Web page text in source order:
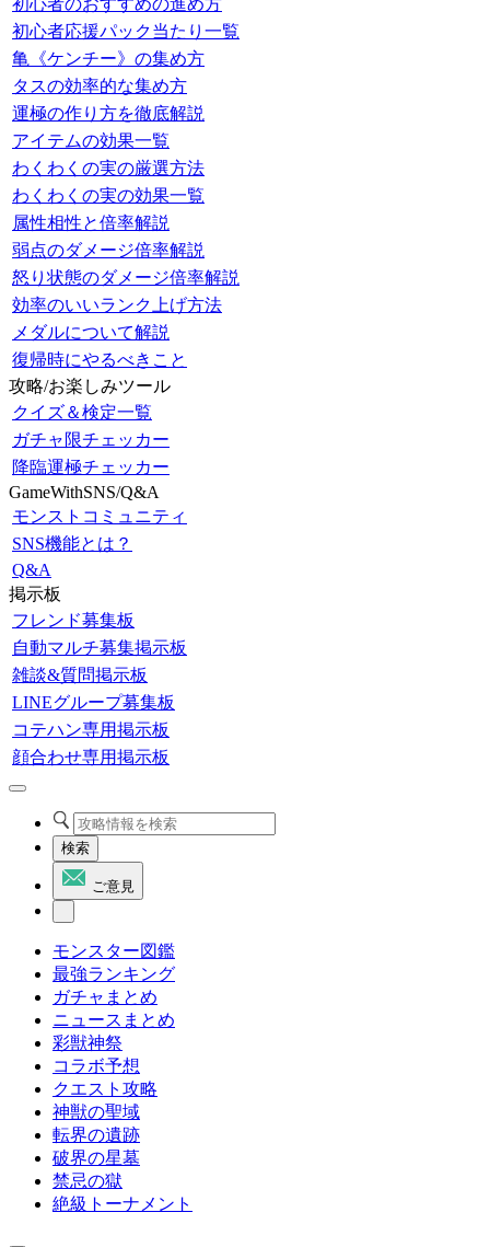
初心者のおすすめの進め方
初心者応援パック当たり一覧
亀《ケンチー》の集め方
タスの効率的な集め方
運極の作り方を徹底解説
アイテムの効果一覧
わくわくの実の厳選方法
わくわくの実の効果一覧
属性相性と倍率解説
弱点のダメージ倍率解説
怒り状態のダメージ倍率解説
効率のいいランク上げ方法
メダルについて解説
復帰時にやるべきこと
攻略/お楽しみツール
クイズ＆検定一覧
ガチャ限チェッカー
降臨運極チェッカー
GameWithSNS/Q&A
モンストコミュニティ
SNS機能とは？
Q&A
掲示板
フレンド募集板
自動マルチ募集掲示板
雑談&質問掲示板
LINEグループ募集板
コテハン専用掲示板
顔合わせ専用掲示板
検索
ご意見
モンスター図鑑
最強ランキング
ガチャまとめ
ニュースまとめ
彩獣神祭
コラボ予想
クエスト攻略
神獣の聖域
転界の遺跡
破界の星墓
禁忌の獄
絶級トーナメント